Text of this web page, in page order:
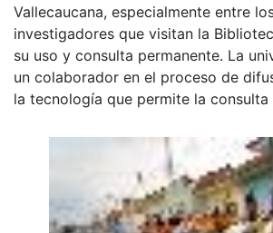
Vallecaucana, especialmente entre
investigadores que visitan la
su uso y consulta permanente. La
un colaborador en el proceso de
la tecnología que permite la consulta